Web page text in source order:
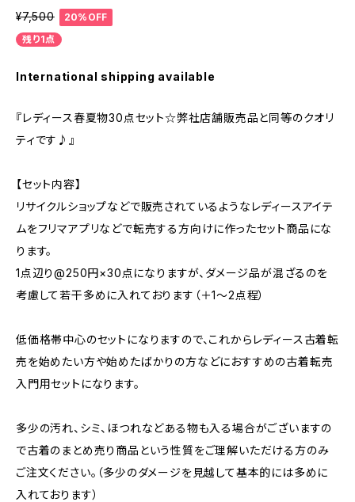
¥7,500
20%OFF
残り1点
International shipping available
『レディース春夏物30点セット☆弊社店舗販売品と同等のクオリ
ティです♪』
【セット内容】
リサイクルショップなどで販売されているようなレディースアイテ
ムをフリマアプリなどで転売する方向けに作ったセット商品にな
ります。
1点辺り@250円×30点になりますが、ダメージ品が混ざるのを
考慮して若干多めに入れております（＋1～2点程）
低価格帯中心のセットになりますので、これからレディース古着転
売を始めたい方や始めたばかりの方などにおすすめの古着転売
入門用セットになります。
多少の汚れ、シミ、ほつれなどある物も入る場合がございますの
で古着のまとめ売り商品という性質をご理解いただける方のみ
ご注文ください。（多少のダメージを見越して基本的には多めに
入れております）